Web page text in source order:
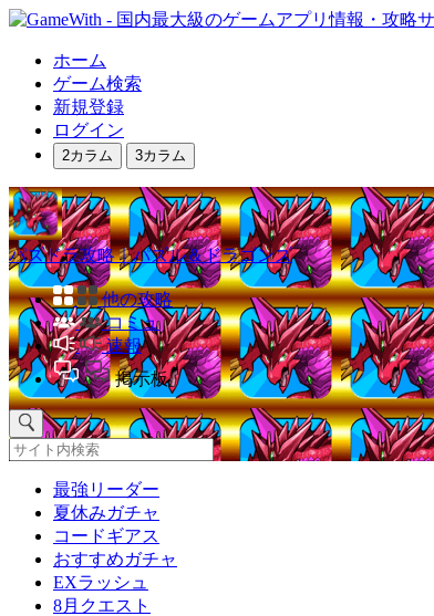
ホーム
ゲーム検索
新規登録
ログイン
2カラム 3カラム
パズドラ攻略｜パズル＆ドラゴンズ
他の攻略
コミュ
速報
掲示板
最強リーダー
夏休みガチャ
コードギアス
おすすめガチャ
EXラッシュ
8月クエスト